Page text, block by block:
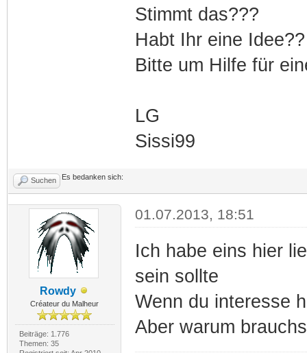
Stimmt das???
Habt Ihr eine Idee??
Bitte um Hilfe für
LG
Sissi99
Suchen Es bedanken sich:
Rowdy
Créateur du Malheur
Beiträge: 1.776
Themen: 35
01.07.2013, 18:51
Ich habe eins hier
sein sollte
Wenn du interesse
Aber warum